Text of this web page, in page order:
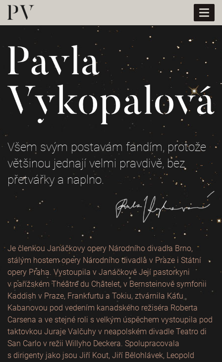
Všem svým postavám fandím, protože
většinou jednají velmi pravdivě, bez
přetvářky a naplno.
Je členkou Janáčkovy opery Národního divadla Brno,
stálým hostem opery Národního divadla v Praze i Státní
opery Praha. Vystoupila v Janáčkově Její pastorkyni
v pařížském Théâtre du Châtelet, v Bernsteinově symfonii
Kaddish v Praze, Frankfurtu a Tokiu, ztvárnila Káťu
Kabanovou pod vedením kanadského režiséra Roberta
Carsena a ve stejné roli s velkým úspěchem vystoupila pod
taktovkou Juraje Valčuhy v neapolském divadle Teatro di
San Carlo v režii Willyho Deckera. Spolupracovala
s dirigenty jako jsou Jiří Kout, Jiří Bělohlávek, Leopold